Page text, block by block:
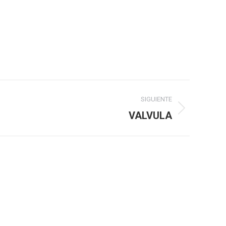
SIGUIENTE
VALVULA